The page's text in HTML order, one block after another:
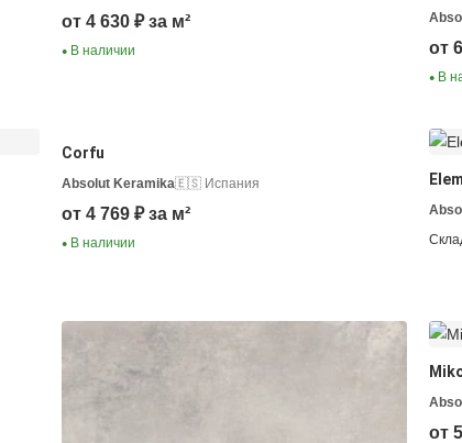
от 4 630 ₽ за м²
● В наличии от
●В
Corfu
Absolut Keramika🇪🇸 Испания
от 4 769 ₽ за м²
● В наличии
от